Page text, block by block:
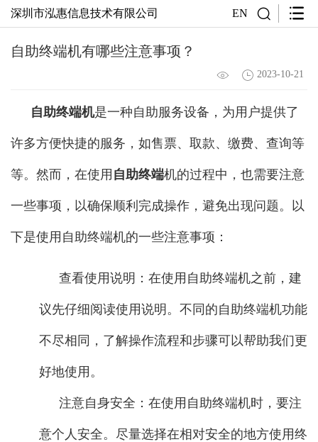
深圳市泓惠信息技术有限公司 EN
自助终端机有哪些注意事项？
2023-10-21
自助终端机是一种自助服务设备，为用户提供了
许多方便快捷的服务，如售票、取款、缴费、查询等
等。然而，在使用 自助终端机的过程中，也需要注意
一些事项，以确保顺利完成操作，避免出现问题。以
下是使用自助终端机的一些注意事项：
查看使用说明：在使用自助终端机之前，建
议先仔细阅读使用说明。不同的自助终端机功能
不尽相同，了解操作流程和步骤可以帮助我们更
好地使用。
注意自身安全：在使用自助终端机时，要注
意个人安全。尽量选择在相对安全的地方使用终